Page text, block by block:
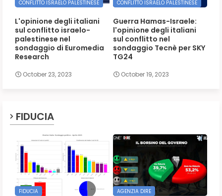
CONFLITTO ISRAELO PALESTINESE
L'opinione degli italiani
sul conflitto israelo-
palestinese nel
sondaggio di Euromedia
Research
October 23, 2023
CONFLITTO ISRAELO PALESTINESE
Guerra Hamas-Israele:
l'opinione degli italiani
sul conflitto nel
sondaggio Tecnè per SKY
TG24
October 19, 2023
FIDUCIA
FIDUCIA AGENZIA DIRE